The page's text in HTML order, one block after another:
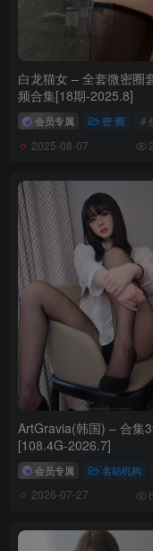
白龙猫女 – 全套微密圈
频合集[18期-2025.8]
会员专属 密⋅圈 #
2025-08-07
ArtGravia(韩国) – 合集
[108.4G-2026.7]
会员专属 名站机构
2026-07-27